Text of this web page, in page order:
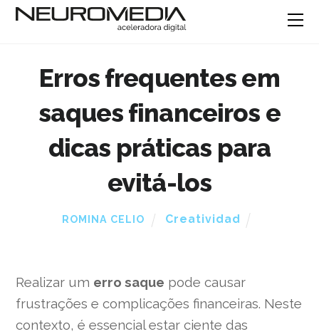
Erros frequentes em
saques financeiros e
dicas práticas para
evitá-los
ROMINA CELIO Creatividad
Realizar um erro saque pode causar
frustrações e complicações financeiras. Neste
contexto, é essencial estar ciente das